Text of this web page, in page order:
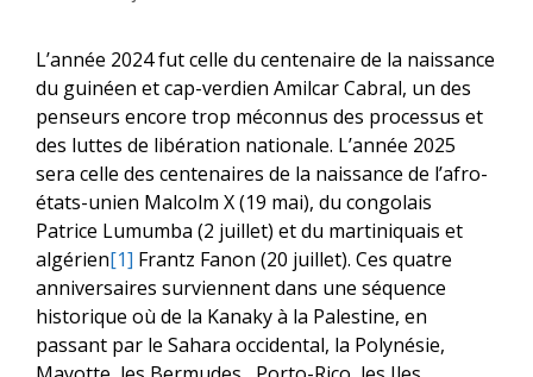
L’année 2024 fut celle du centenaire de la naissance
du guinéen et cap-verdien Amilcar Cabral, un des
penseurs encore trop méconnus des processus et
des luttes de libération nationale. L’année 2025
sera celle des centenaires de la naissance de l’afro-
états-unien Malcolm X (19 mai), du congolais
Patrice Lumumba (2 juillet) et du martiniquais et
algérien[1] Frantz Fanon (20 juillet). Ces quatre
anniversaires surviennent dans une séquence
historique où de la Kanaky à la Palestine, en
passant par le Sahara occidental, la Polynésie,